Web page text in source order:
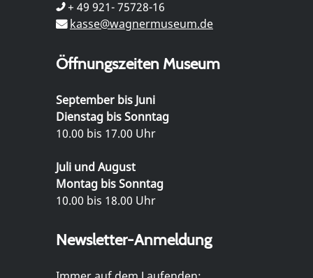
+ 49 921- 75728-16
kasse@wagnermuseum.de
Öffnungszeiten Museum
September bis Juni
Dienstag bis Sonntag
10.00 bis 17.00 Uhr
Juli und August
Montag bis Sonntag
10.00 bis 18.00 Uhr
Newsletter-Anmeldung